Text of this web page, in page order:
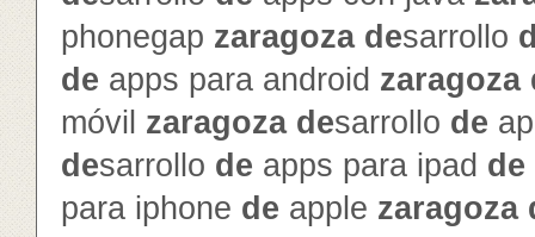
phonegap zaragoza desarrollo
de apps para android zaragoza
móvil zaragoza desarrollo de
desarrollo de apps para ipad de
para iphone de apple zaragoza